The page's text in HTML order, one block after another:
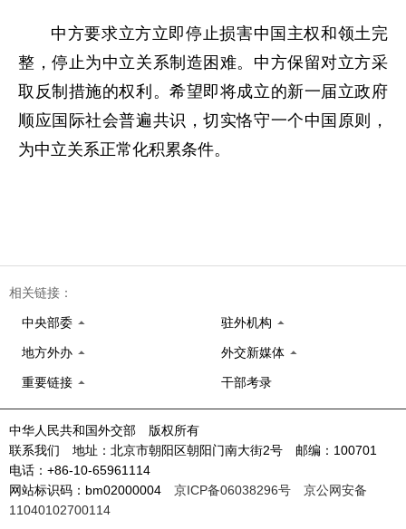
中方要求立方立即停止损害中国主权和领土完
整，停止为中立关系制造困难。中方保留对立方采
取反制措施的权利。希望即将成立的新一届立政府
顺应国际社会普遍共识，切实恪守一个中国原则，
为中立关系正常化积累条件。
相关链接：
中央部委 驻外机构
地方外办 外交新媒体
重要链接 干部考录
中华人民共和国外交部 版权所有
联系我们 地址：北京市朝阳区朝阳门南大街2号 邮编：100701
电话：+86-10-65961114
网站标识码：bm02000004 京ICP备06038296号
京公网安备
11040102700114